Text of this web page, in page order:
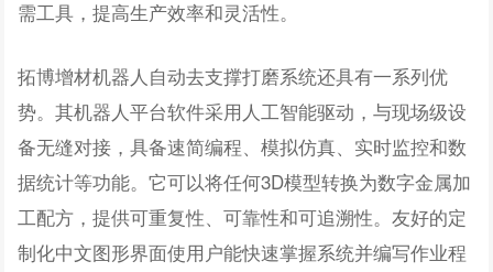
需工具，提高生产效率和灵活性。
拓博增材机器人自动去支撑打磨系统还具有一系列优
势。其机器人平台软件采用人工智能驱动，与现场级设
备无缝对接，具备速简编程、模拟仿真、实时监控和数
据统计等功能。它可以将任何3D模型转换为数字金属加
工配方，提供可重复性、可靠性和可追溯性。友好的定
制化中文图形界面使用户能快速掌握系统并编写作业程